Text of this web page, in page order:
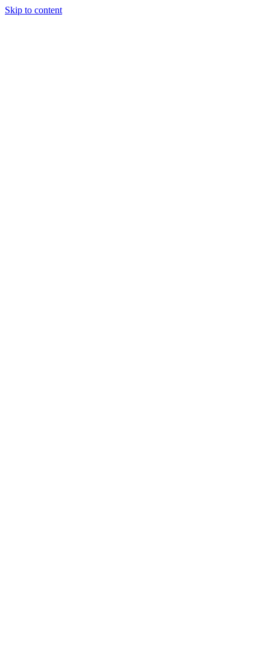
Skip to content